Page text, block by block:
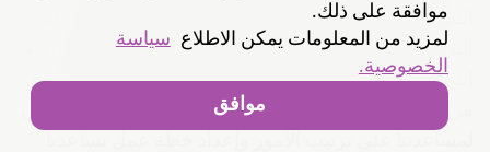
التجميل إلى جانب عيادة للعلاجات التجميليّة الطبيعيّة. في
البداية، راودتنا العديد من التساؤلات والتخبّطات حول كيفيّة
إنشاء المصلحة، وهل من الأفضل أن نستورد أم أن نشتري
من المزوّدين المحلّيين. لذلك، فكّرنا في استشارة مختصّين
موافقة على ذلك.
لمزيد من المعلومات يمكن الاطلاع سياسة
الخصوصية.
موافق